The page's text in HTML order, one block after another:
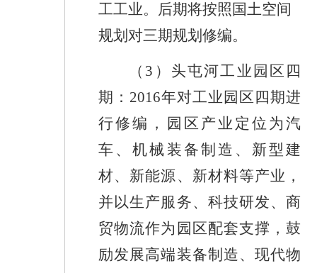
工工业。后期将按照国土空间
规划对三期规划修编。
（ 3 ）头屯河工业园区四
期： 2016年对工业园区四期进
行修编，园区产业定位为汽
车、机械装备制造、新型建
材、新能源、新材料等产业，
并以生产服务、科技研发、商
贸物流作为园区配套支撑，鼓
励发展高端装备制造、现代物